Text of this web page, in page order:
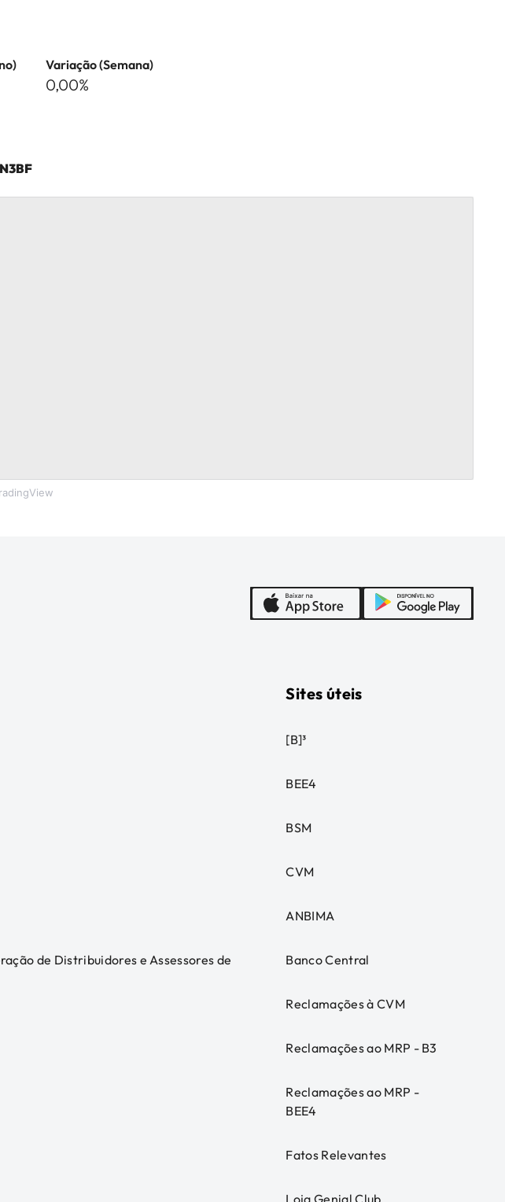
Variação (Semana)
0,00%
de Distribuidores e Assessores de
Sites úteis
[B]³
BEE4
BSM
CVM
ANBIMA
Banco Central
Reclamações à CVM
Reclamações ao MRP - B3
Reclamações ao MRP -
BEE4
Fatos Relevantes
Loja Genial Club